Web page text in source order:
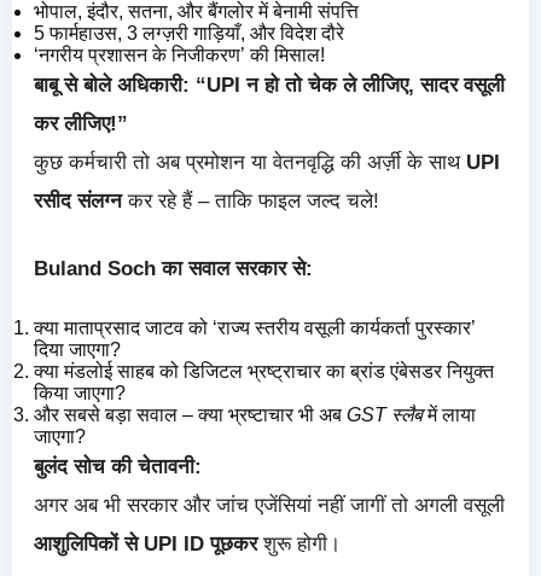
भोपाल, इंदौर, सतना, और बैंगलोर में बेनामी संपत्ति
5 फार्महाउस, 3 लग्ज़री गाड़ियाँ, और विदेश दौरे
‘नगरीय प्रशासन के निजीकरण’ की मिसाल!
बाबू से बोले अधिकारी: “UPI न हो तो चेक ले लीजिए, सादर वसूली
कर लीजिए!”
कुछ कर्मचारी तो अब प्रमोशन या वेतनवृद्धि की अर्ज़ी के साथ UPI
रसीद संलग्नकर रहे हैं – ताकि फाइल जल्द चले!
Buland Soch का सवाल सरकार से:
क्या माताप्रसाद जाटव को ‘राज्य स्तरीय वसूली कार्यकर्ता पुरस्कार’
दिया जाएगा?
क्या मंडलोई साहब को डिजिटल भ्रष्ट्राचार का ब्रांड एंबेसडर नियुक्त
किया जाएगा?
और सबसे बड़ा सवाल – क्या भ्रष्टाचार भी अब GST स्लैबमें लाया
जाएगा?
बुलंद सोच की चेतावनी:
अगर अब भी सरकार और जांच एजेंसियां नहीं जागीं तो अगली वसूली
आशुलिपिकों से UPI ID पूछकरशुरू होगी।